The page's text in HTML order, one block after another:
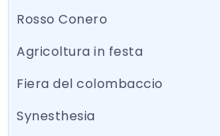
Rosso Conero
Agricoltura in festa
Fiera del colombaccio
Synesthesia